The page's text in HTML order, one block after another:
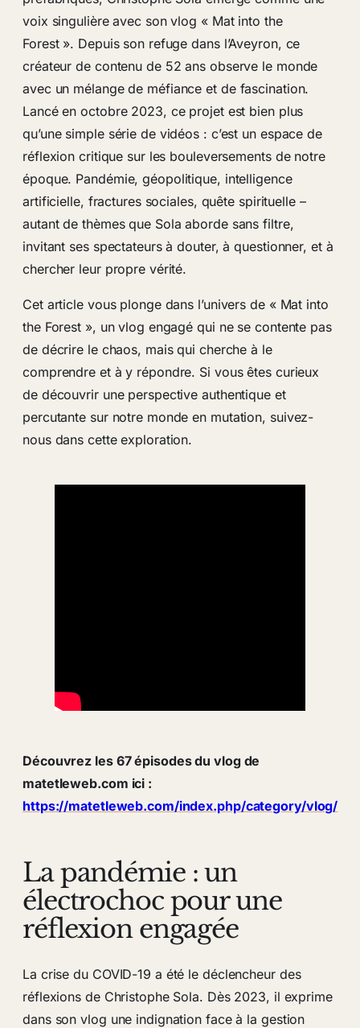
voix singulière avec son vlog « Mat into the
Forest ». Depuis son refuge dans l’Aveyron, ce
créateur de contenu de 52 ans observe le monde
avec un mélange de méfiance et de fascination.
Lancé en octobre 2023, ce projet est bien plus
qu’une simple série de vidéos : c’est un espace de
réflexion critique sur les bouleversements de notre
époque. Pandémie, géopolitique, intelligence
artificielle, fractures sociales, quête spirituelle –
autant de thèmes que Sola aborde sans filtre,
invitant ses spectateurs à douter, à questionner, et à
chercher leur propre vérité.
Cet article vous plonge dans l’univers de « Mat into
the Forest », un vlog engagé qui ne se contente pas
de décrire le chaos, mais qui cherche à le
comprendre et à y répondre. Si vous êtes curieux
de découvrir une perspective authentique et
percutante sur notre monde en mutation, suivez-
nous dans cette exploration.
Découvrez les 67 épisodes du vlog de
matetleweb.com ici :
https://matetleweb.com/index.php/category/vlog/
La pandémie : un
électrochoc pour une
réflexion engagée
La crise du COVID-19 a été le déclencheur des
réflexions de Christophe Sola. Dès 2023, il exprime
dans son vlog une indignation face à la gestion